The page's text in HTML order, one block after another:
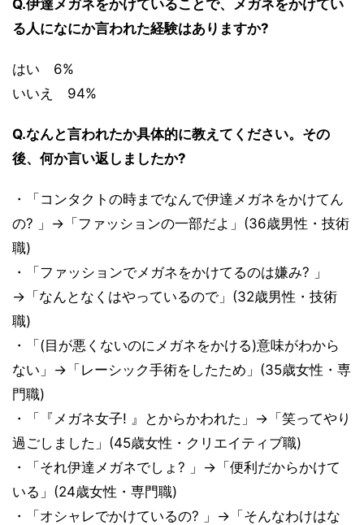
Q.伊達メガネをかけていることで、メガネをかけてい
る人になにか言われた経験はありますか?
はい 6%
いいえ 94%
Q.なんと言われたか具体的に教えてください。その
後、何か言い返しましたか?
・「コンタクトの時までなんで伊達メガネをかけてん
の? 」→「ファッションの一部だよ」(36歳男性・技術
職)
・「ファッションでメガネをかけてるのは嫌み? 」
→「なんとなくはやっているので」(32歳男性・技術
職)
・「(目が悪くないのにメガネをかける)意味がわから
ない」→「レーシック手術をしたため」(35歳女性・専
門職)
・「『メガネ女子! 』とからかわれた」→「笑ってやり
過ごしました」(45歳女性・クリエイティブ職)
・「それ伊達メガネでしょ? 」→「便利だからかけて
いる」(24歳女性・専門職)
・「オシャレでかけているの? 」→「そんなわけはな